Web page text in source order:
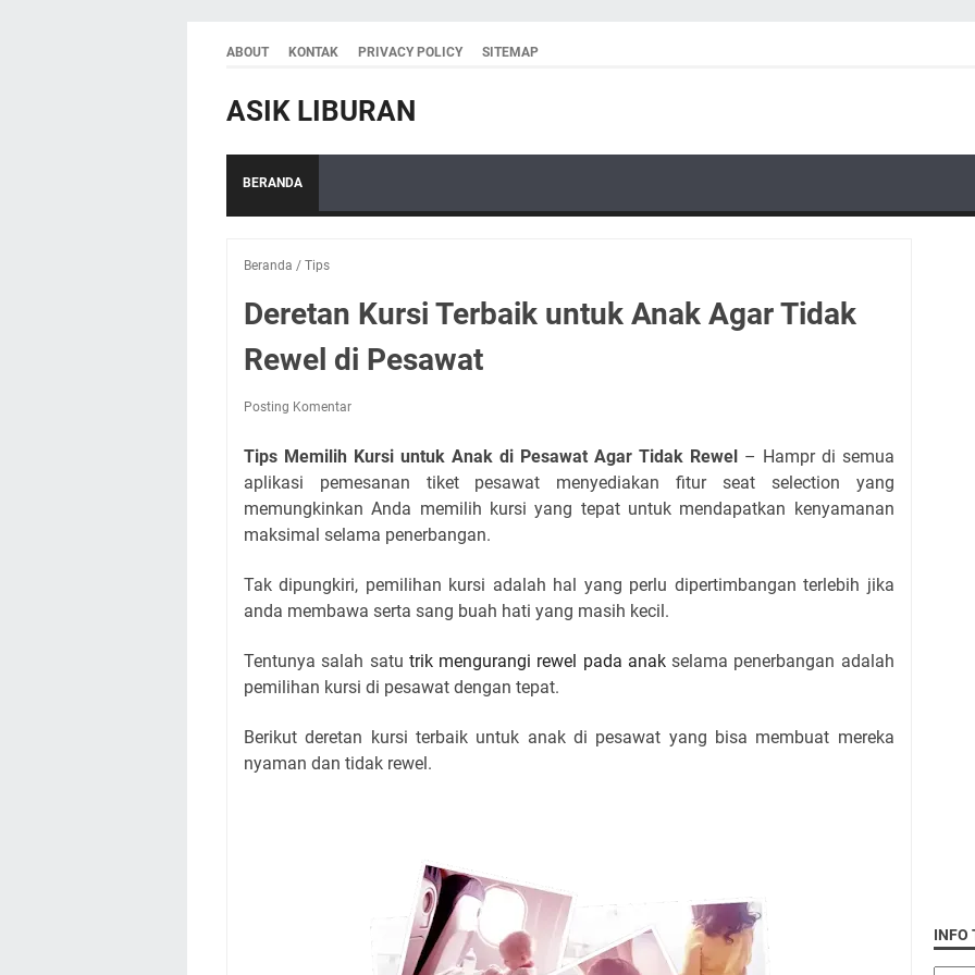
ABOUT KONTAK PRIVACY POLICY SITEMAP
ASIK LIBURAN
BERANDA
Beranda / Tips
Deretan Kursi Terbaik untuk Anak Agar Tidak
Rewel di Pesawat
Posting Komentar
Tips Memilih Kursi untuk Anak di Pesawat Agar Tidak Rewel– Hampr di semua
aplikasi pemesanan tiket pesawat menyediakan fitur seat selection yang
memungkinkan Anda memilih kursi yang tepat untuk mendapatkan kenyamanan
maksimal selama penerbangan.
Tak dipungkiri, pemilihan kursi adalah hal yang perlu dipertimbangan terlebih jika
anda membawa serta sang buah hati yang masih kecil.
Tentunya salah satu trik mengurangi rewel pada anakselama penerbangan adalah
pemilihan kursi di pesawat dengan tepat.
Berikut deretan kursi terbaik untuk anak di pesawat yang bisa membuat mereka
nyaman dan tidak rewel.
INFO